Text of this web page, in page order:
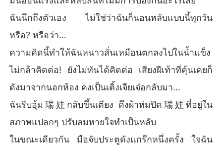
ฉันนึกถึงตัวเอง ไม่ใช่ว่าฉันก็นอนหลับแบบนี้ทุกวัน
หรือ? หรือว่า…
ความคิดนี้ทำให้ฉันหนาวสั่นเหมือนตกลงไปในน้ำแข็ง
ไม่กล้าคิดต่อ! ยังไม่ทันได้คิดต่อ เสียงฝีเท้าที่คุ้นเคยก็
ดังมาจากนอกห้อง คงเป็นเติ้งเจียเจ๋อกลับมา…
ฉันรีบอุ้ม瑞娃กลับขึ้นเตียง ดึงผ้าห่มปิด瑞娃ที่อยู่ใน
สภาพแปลกๆ ปรับลมหายใจทำเป็นหลับ
ในขณะเดียวกัน มือจับประตูดังแกร๊กหนึ่งครั้ง ใจฉัน